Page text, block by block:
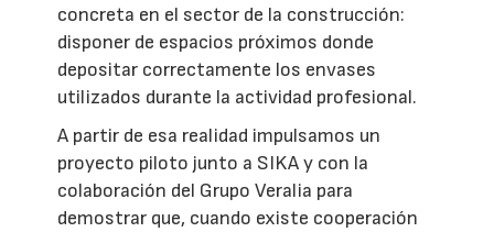
concreta en el sector de la construcción:
disponer de espacios próximos donde
depositar correctamente los envases
utilizados durante la actividad profesional.
A partir de esa realidad impulsamos un
proyecto piloto junto a SIKA y con la
colaboración del Grupo Veralia para
demostrar que, cuando existe cooperación